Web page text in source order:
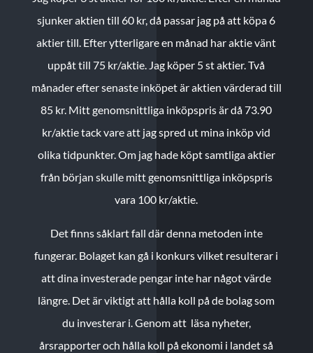
sjunker aktien till 60 kr, då passar jag på att köpa 6
aktier till. Efter ytterligare en månad har aktie vänt
uppåt till 75 kr/aktie. Jag köper 5 st aktier.Två
månader efter senaste inköpet är aktien värderad till
85 kr. Mitt genomsnittliga inköpspris är då 73.90
kr/aktie tack vare att jag spred ut mina inköp vid
olika tidpunkter. Om jag hade köpt samtliga aktier
från början skulle mitt genomsnittliga inköpspris
vara 100 kr/aktie.
Det finns såklart fall där denna metoden inte
fungerar. Bolaget kan gå i konkurs vilket resulterar i
att dina investerade pengar inte har något värde
längre. Det är viktigt att hålla koll på de bolag som
du investerar i. Genom att läsa nyheter,
årsrapporter och hålla koll på ekonomi i landet så